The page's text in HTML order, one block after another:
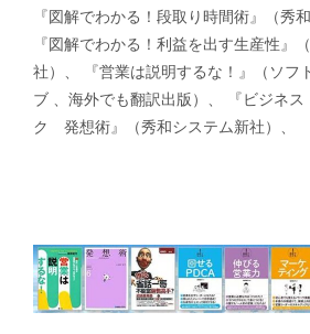
『図解でわかる！段取り時間術』（秀
『図解でわかる！利益を出す生産性』
社）、 『営業は説明するな！』（ソフ
ブ 、海外でも翻訳出版）、 『ビジネス
ク 発想術』（秀和システム新社）、